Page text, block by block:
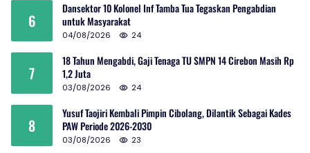
6
Dansektor 10 Kolonel Inf Tamba Tua Tegaskan Pengabdian
untuk Masyarakat
04/08/2026 24
7
18 Tahun Mengabdi, Gaji Tenaga TU SMPN 14 Cirebon Masih Rp
1,2 Juta
03/08/2026 24
8
Yusuf Taojiri Kembali Pimpin Cibolang, Dilantik Sebagai Kades
PAW Periode 2026-2030
03/08/2026 23